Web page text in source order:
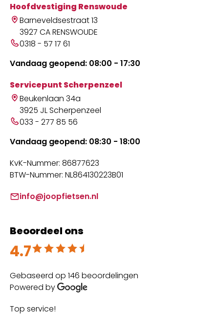
Hoofdvestiging Renswoude
Barneveldsestraat 13
3927 CA RENSWOUDE
0318 - 57 17 61
Vandaag geopend: 08:00 - 17:30
Servicepunt Scherpenzeel
Beukenlaan 34a
3925 JL Scherpenzeel
033 - 277 85 56
Vandaag geopend: 08:30 - 18:00
KvK-Nummer: 86877623
BTW-Nummer: NL864130223B01
info@joopfietsen.nl
Beoordeel ons
4.7
Beoordeeld met 4.7 uit 5
Gebaseerd op 146 beoordelingen
Powered by
Top service!